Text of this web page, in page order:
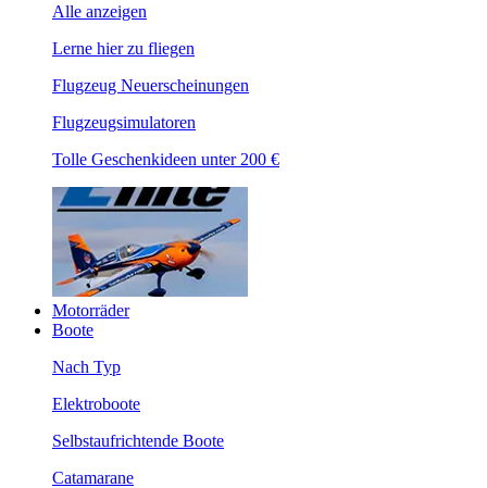
Alle anzeigen
Lerne hier zu fliegen
Flugzeug Neuerscheinungen
Flugzeugsimulatoren
Tolle Geschenkideen unter 200 €
Motorräder
Boote
Nach Typ
Elektroboote
Selbstaufrichtende Boote
Catamarane